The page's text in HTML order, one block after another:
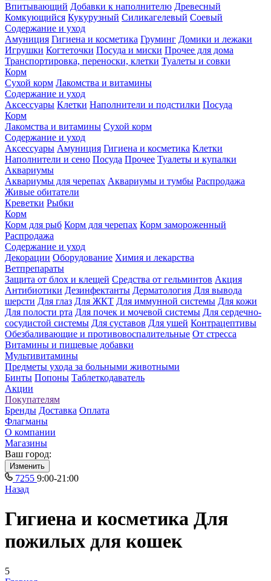
Впитывающий Добавки к наполнителю Древесный
Комкующийся Кукурузный Силикагелевый Соевый
Содержание и уход
Амуниция Гигиена и косметика Груминг Домики и лежаки
Игрушки Когтеточки Посуда и миски Прочее для дома
Транспортировка, переноски, клетки Туалеты и совки
Корм
Сухой корм Лакомства и витамины
Содержание и уход
Аксессуары Клетки Наполнители и подстилки Посуда
Корм
Лакомства и витамины Сухой корм
Содержание и уход
Аксессуары Амуниция Гигиена и косметика Клетки
Наполнители и сено Посуда Прочее Туалеты и купалки
Аквариумы
Аквариумы для черепах Аквариумы и тумбы Распродажа
Живые обитатели
Креветки Рыбки
Корм
Корм для рыб Корм для черепах Корм замороженный
Распродажа
Содержание и уход
Декорации Оборудование Химия и лекарства
Ветпрепараты
Защита от блох и клещей Средства от гельминтов Акция
Антибиотики Дезинфектанты Дерматология Для вывода
шерсти Для глаз Для ЖКТ Для иммунной системы Для кожи
Для полости рта Для почек и мочевой системы Для сердечно-
сосудистой системы Для суставов Для ушей Контрацептивы
Обезбаливающие и противовоспалительные От стресса
Витамины и пищевые добавки
Мультивитамины
Предметы ухода за больными животными
Бинты Попоны Таблеткодаватель
Акции
Покупателям
Бренды Доставка Оплата
Флагманы
О компании
Магазины
Ваш город:
Изменить
7255 9:00-21:00
Назад
Гигиена и косметика Для
пожилых для кошек
5